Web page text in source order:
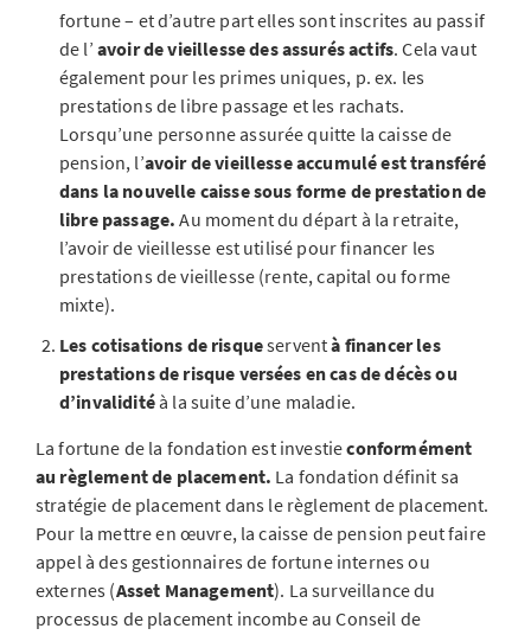
fortune – et d’autre part elles sont inscrites au passif
de l’ avoir de vieillessedes assurés actifs. Cela vaut
également pour les primes uniques, p. ex. les
prestations de libre passage et les rachats.
Lorsqu’une personne assurée quitte la caisse de
pension, l’avoir de vieillesse accumulé est transféré
dans la nouvelle caisse sous forme de prestation de
libre passage.Au moment du départ à la retraite,
l’avoir de vieillesse est utilisé pour financer les
prestations de vieillesse (rente, capital ou forme
mixte).
Les cotisations de risqueserventà financer les
prestations de risque versées en cas de décès ou
d’invaliditéà la suite d’une maladie.
La fortune de la fondation est investieconformément
au règlement de placement. La fondation définit sa
stratégie de placement dans le règlement de placement.
Pour la mettre en œuvre, la caisse de pension peut faire
appel à des gestionnaires de fortune internes ou
externes (Asset Management). La surveillance du
processus de placement incombe au Conseil de